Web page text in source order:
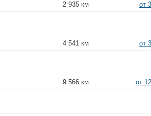
2 935 км от
4 541 км от
9 566 км от